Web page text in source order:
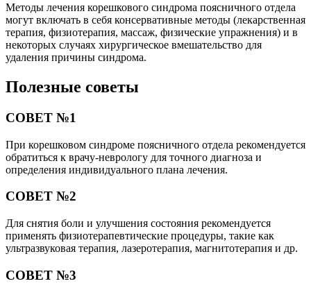
Методы лечения корешкового синдрома поясничного отдела
могут включать в себя консервативные методы (лекарственная
терапия, физиотерапия, массаж, физические упражнения) и в
некоторых случаях хирургическое вмешательство для
удаления причины синдрома.
Полезные советы
СОВЕТ №1
При корешковом синдроме поясничного отдела рекомендуется
обратиться к врачу-неврологу для точного диагноза и
определения индивидуального плана лечения.
СОВЕТ №2
Для снятия боли и улучшения состояния рекомендуется
применять физиотерапевтические процедуры, такие как
ультразвуковая терапия, лазеротерапия, магнитотерапия и др.
СОВЕТ №3